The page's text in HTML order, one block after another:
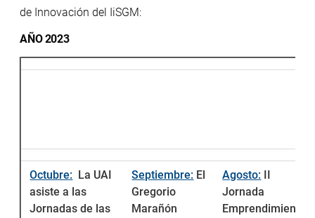
de Innovación del IiSGM:
AÑO 2023
Octubre: La UAI
asiste a las
Jornadas de las
Septiembre: El
Gregorio
Marañón
Agosto:
Jornada
Emprendimiento